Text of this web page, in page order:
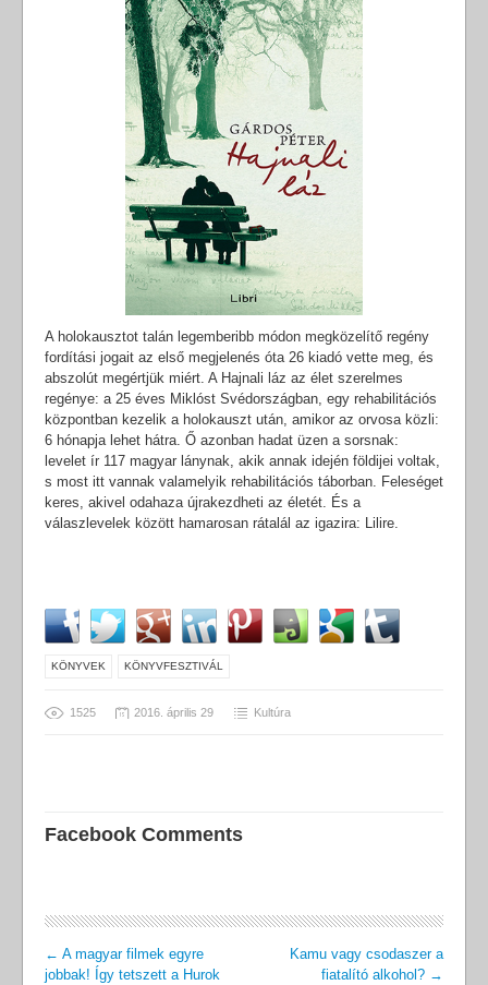
A holokausztot talán legemberibb módon megközelítő regény
fordítási jogait az első megjelenés óta 26 kiadó vette meg, és
abszolút megértjük miért. A Hajnali láz az élet szerelmes
regénye: a 25 éves Miklóst Svédországban, egy rehabilitációs
központban kezelik a holokauszt után, amikor az orvosa közli:
6 hónapja lehet hátra. Ő azonban hadat üzen a sorsnak:
levelet ír 117 magyar lánynak, akik annak idején földijei voltak,
s most itt vannak valamelyik rehabilitációs táborban. Feleséget
keres, akivel odahaza újrakezdheti az életét. És a
válaszlevelek között hamarosan rátalál az igazira: Lilire.
KÖNYVEK KÖNYVFESZTIVÁL
1525 2016. április 29 Kultúra
Facebook Comments
← A magyar filmek egyre
jobbak! Így tetszett a Hurok
Kamu vagy csodaszer a
fiatalító alkohol? →